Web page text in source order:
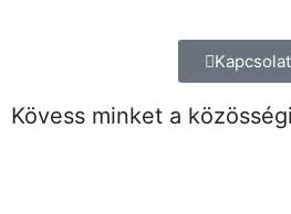
Kapcsolat
Kövess minket a